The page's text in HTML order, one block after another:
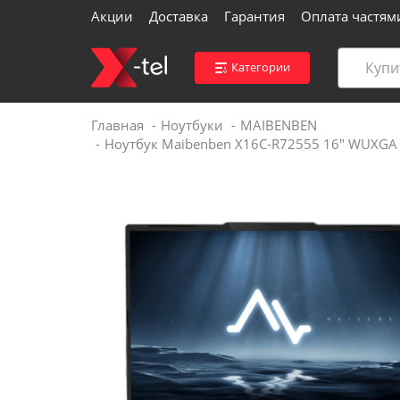
Акции Доставка Гарантия Оплата
Категории
Главная Ноутбуки
MAIBENBEN
Ноутбук Maibenben X16C-R72555 16"